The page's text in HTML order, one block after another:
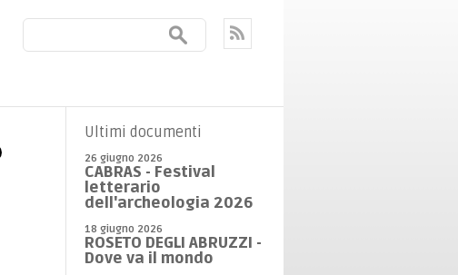
Ultimi documenti
26 giugno 2026
CABRAS - Festival
letterario
dell'archeologia 2026
18 giugno 2026
ROSETO DEGLI ABRUZZI -
Dove va il mondo